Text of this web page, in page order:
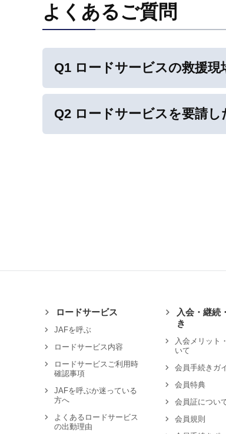
よくあるご質問
Q1 ロードサービスの救援
Q2 ロードサービスを要請
ロードサービス
JAFを呼ぶ
ロードサービス内容
ロードサービスご利用時
確認事項
JAFを呼ぶか迷っている
方へ
よくあるロードサービス
の出動理由
入会・継続
き
入会メリット
いて
会員手続きガ
会員特典
会員証につい
会員規則